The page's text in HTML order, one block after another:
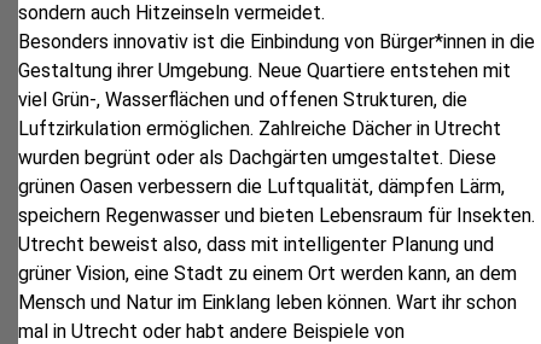
sondern auch Hitzeinseln vermeidet.
Besonders innovativ ist die Einbindung von Bürger*innen in die
Gestaltung ihrer Umgebung. Neue Quartiere entstehen mit
viel Grün-, Wasserflächen und offenen Strukturen, die
Luftzirkulation ermöglichen. Zahlreiche Dächer in Utrecht
wurden begrünt oder als Dachgärten umgestaltet. Diese
grünen Oasen verbessern die Luftqualität, dämpfen Lärm,
speichern Regenwasser und bieten Lebensraum für Insekten.
Utrecht beweist also, dass mit intelligenter Planung und
grüner Vision, eine Stadt zu einem Ort werden kann, an dem
Mensch und Natur im Einklang leben können. Wart ihr schon
mal in Utrecht oder habt andere Beispiele von